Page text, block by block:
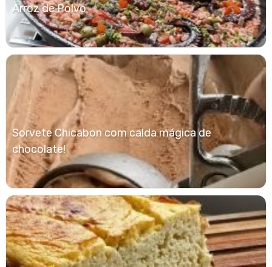
Arroz de Polvo
Sorvete Chicabon com calda mágica de
chocolate!